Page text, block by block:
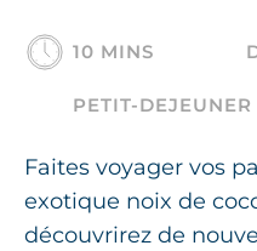
10 MINS
PETIT-DEJEUNER
Faites voyager vos
exotique noix de
découvrirez de